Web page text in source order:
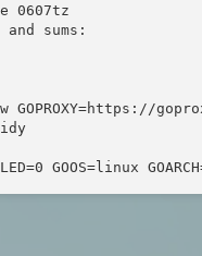
0607tz
sums:
GOPROXY=https://
GOOS=linux